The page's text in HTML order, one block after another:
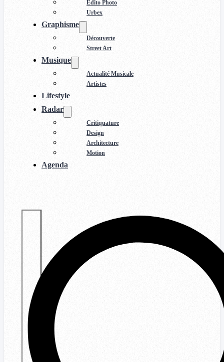
Edito Photo
Urbex
Graphisme
Découverte
Street Art
Musique
Actualité Musicale
Artistes
Lifestyle
Radar
Critiquature
Design
Architecture
Motion
Agenda